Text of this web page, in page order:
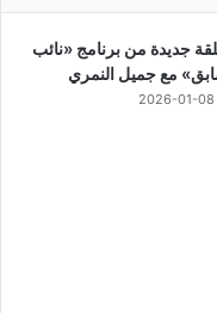
جديدة من برنامج «نائب
مع جميل النمري
2026-01-08